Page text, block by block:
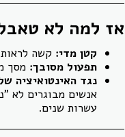
אז למה לא
קטן מדי: קשה
תפעול מסובך: מסך
נגד האינטואיציה
אנשים מבוגרים לא
עשרות שנים.